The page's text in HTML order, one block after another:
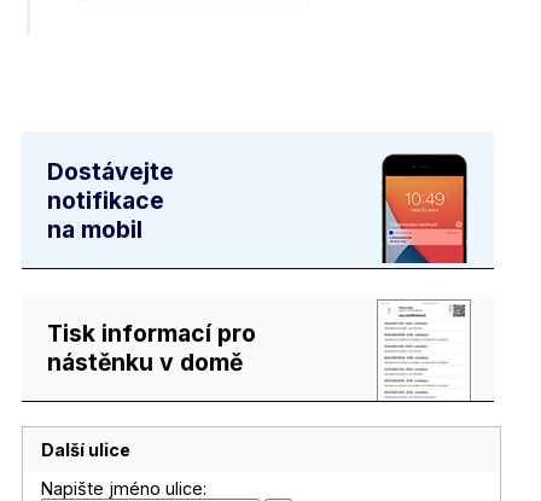
Dostávejte
notifikace
na mobil
Tisk informací pro
nástěnku v domě
Další ulice
Napište jméno ulice: